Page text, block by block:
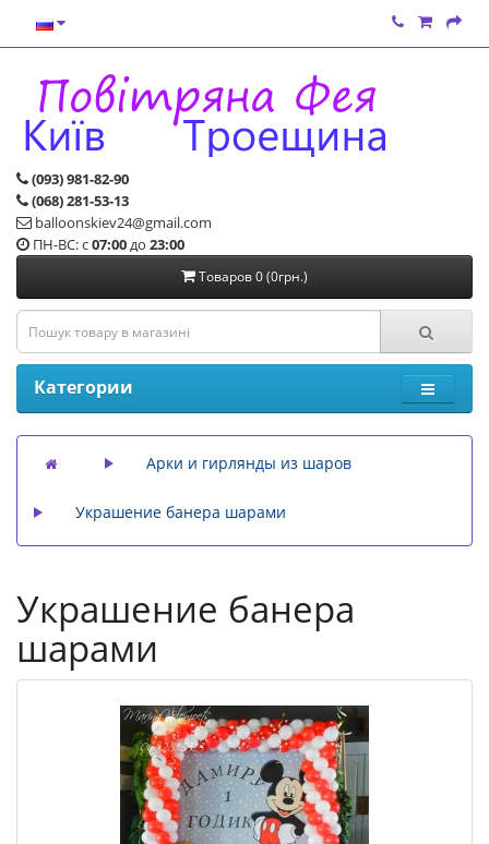
(093) 981-82-90
(068) 281-53-13
balloonskiev24@gmail.com
ПН-ВС: с07:00до 23:00
Товаров 0 (0грн.)
Категории
Арки и гирлянды из шаров
Украшение банера шарами
Украшение банера
шарами